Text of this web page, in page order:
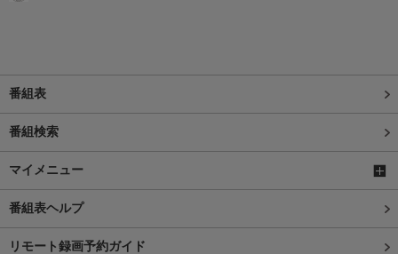
番組表
番組検索
マイメニュー
番組表ヘルプ
リモート録画予約ガイド